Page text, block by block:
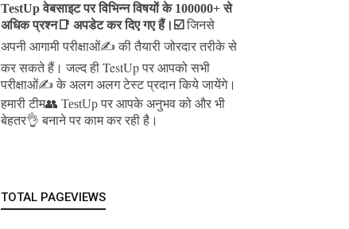
TestUp वेबसाइट पर विभिन्न विषयों के 100000+ से
अधिक प्रश्न📑 अपडेट कर दिए गए हैं। ☑️ जिनसे
अपनी आगामी परीक्षाओं✍️ की तैयारी जोरदार तरीके से
कर सकते हैं।जल्द ही TestUp पर आपको सभी
परीक्षाओं✍️ के अलग अलग टेस्ट प्रदान किये जायेंगे।
हमारी टीम👥 TestUp पर आपके अनुभव को और भी
बेहतर👌 बनाने पर काम कर रही है।
TOTAL PAGEVIEWS